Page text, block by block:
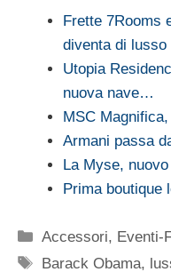
Frette 7Rooms
diventa di lusso
Utopia
nuova nave…
MSC
Armani passa
La Myse,
Prima boutique
Categorie
Accessori, Eventi-
Tag
Barack Obama,